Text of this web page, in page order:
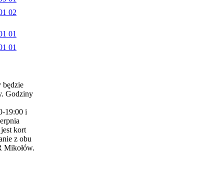
będzie
Godziny
19:00 i
kort
z obu
Mikołów.